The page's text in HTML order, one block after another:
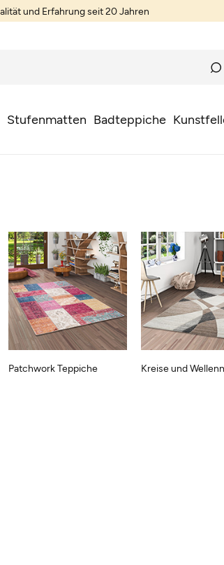
Teppiche nach Wunschmaß
Stufenmatten Badteppiche
Patchwork Teppiche Kreise und